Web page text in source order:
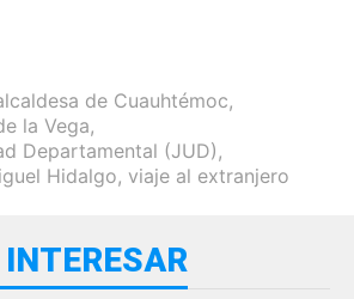
de Cuauhtémoc,
la Vega,
Departamental (JUD),
Hidalgo, viaje al extranjero